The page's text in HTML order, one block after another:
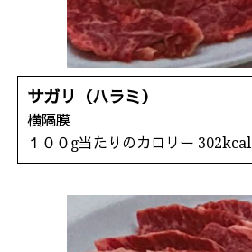
サガリ（ハラミ）
横隔膜
１００g当たりのカロリー 302kcal